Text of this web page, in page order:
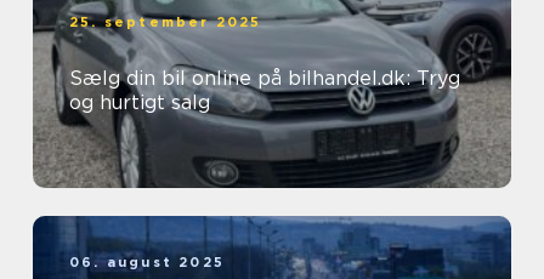
25. september 2025
Sælg din bil online på bilhandel.dk: Tryg
og hurtigt salg
06. august 2025